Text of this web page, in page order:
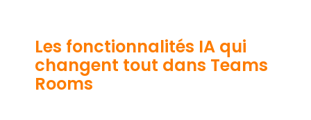
Les fonctionnalités IA qui
changent tout dans Teams
Rooms